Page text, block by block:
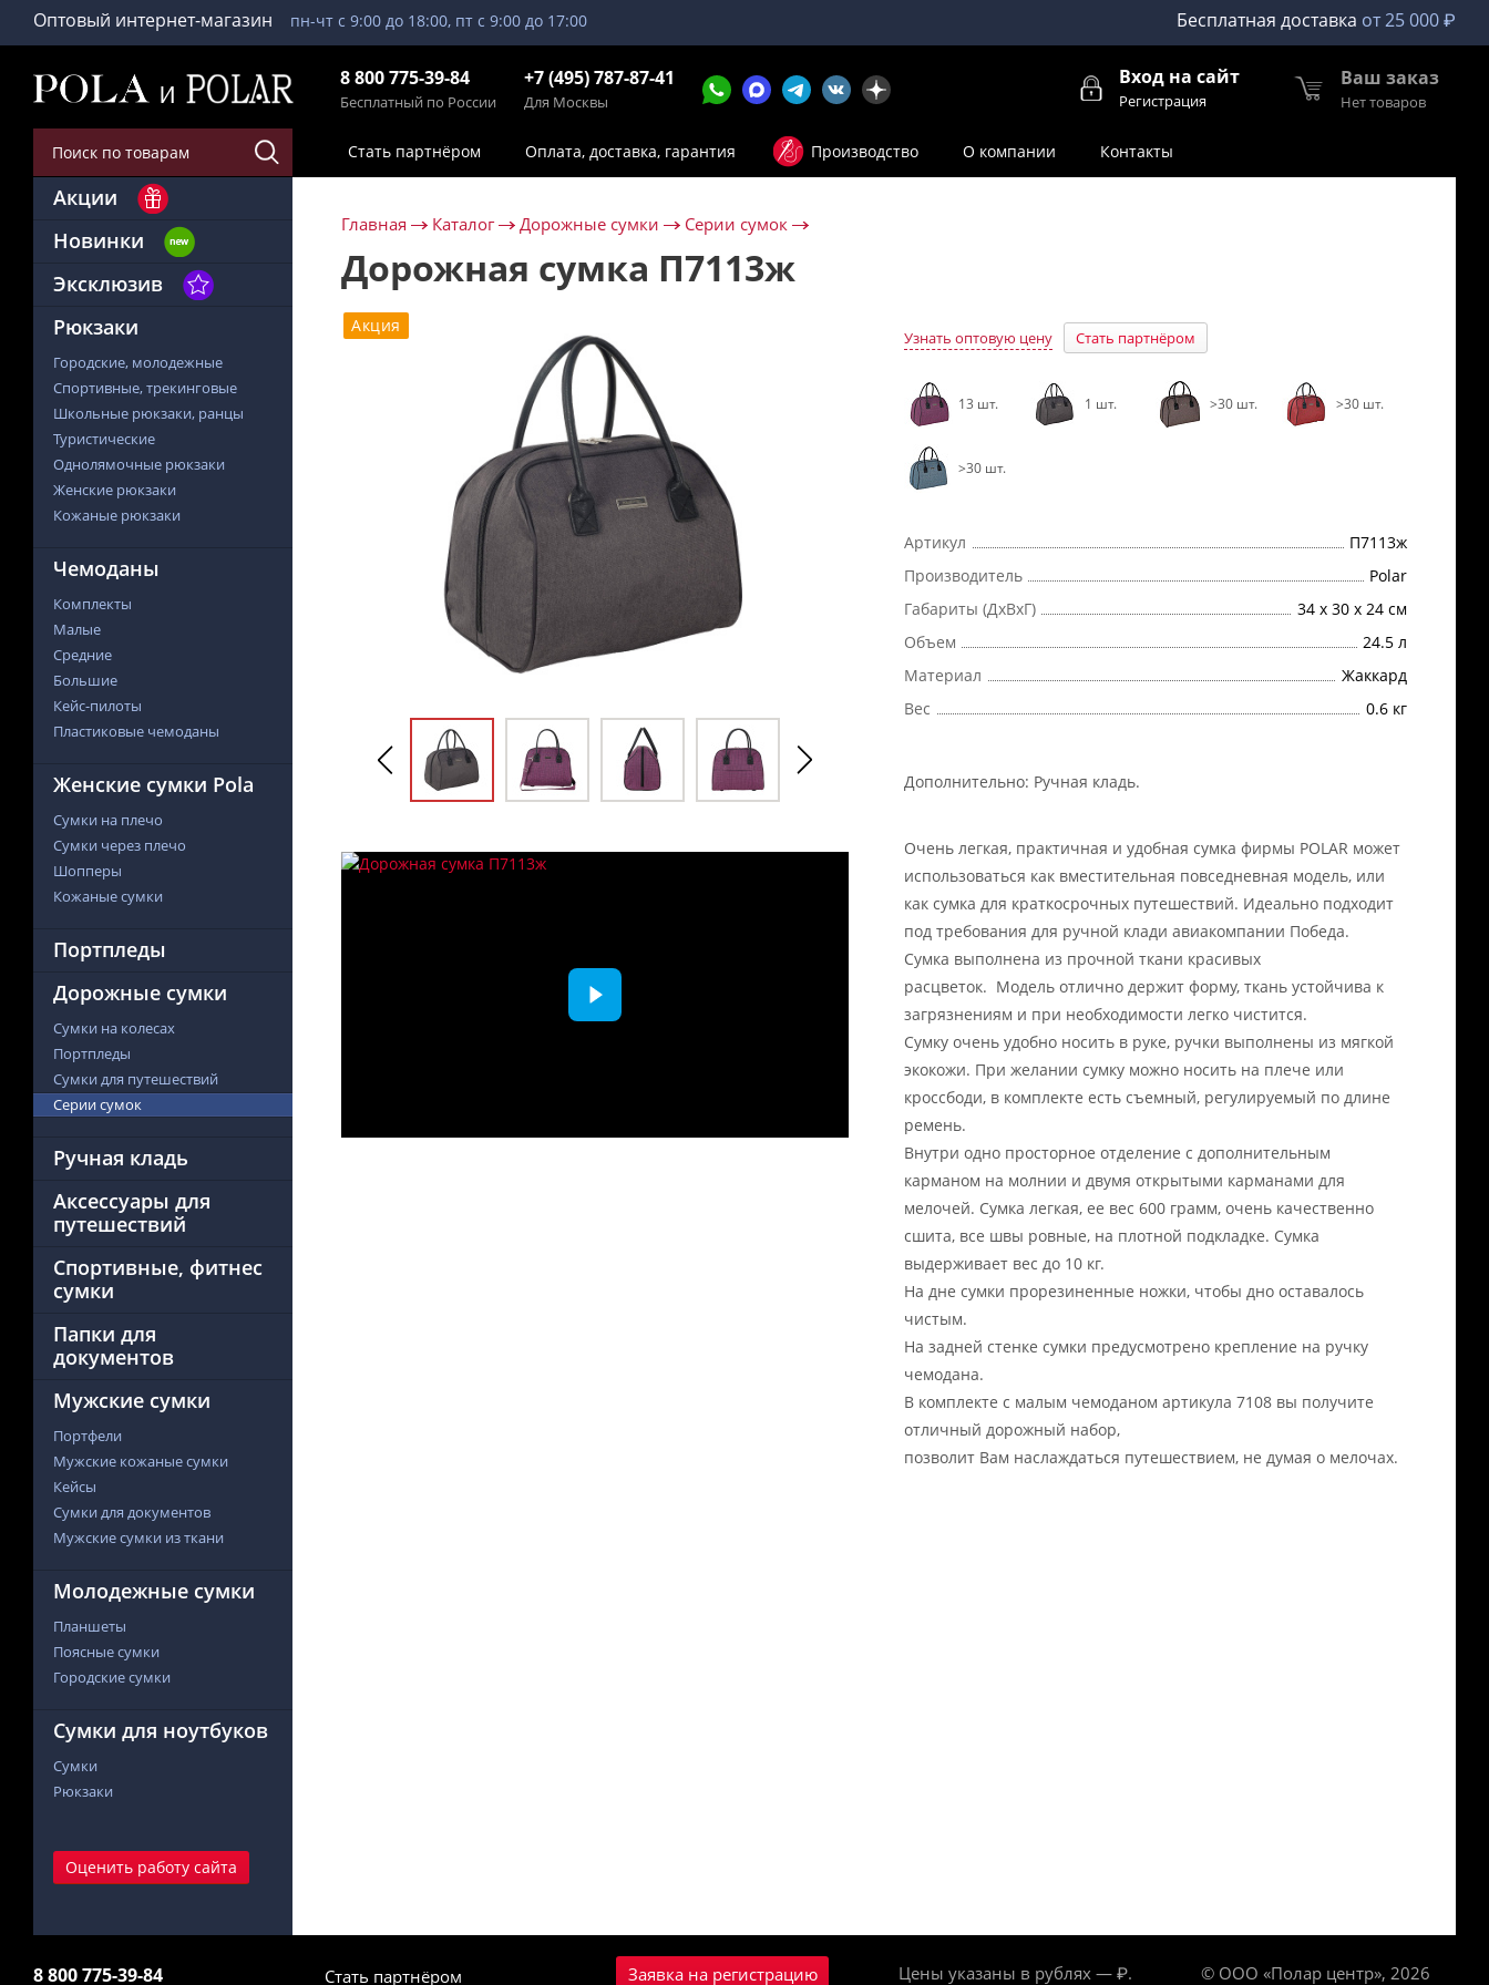
Оптовый интернет-магазин пн-чт с 9:00 до 18:00, пт с 9:00 до 17:00 Бесплатная доставка от 25 000 ₽
8 800 775-39-84
Бесплатный по России
+7 (495) 787-87-41
Для Москвы
Вход на сайт
Регистрация
Ваш заказ
Нет товаров
Стать партнёром Оплата, доставка, гарантия Производство О компании Контакты
Акции
Новинки
Эксклюзив
Рюкзаки
Городские, молодежные
Спортивные, трекинговые
Школьные рюкзаки, ранцы
Туристические
Однолямочные рюкзаки
Женские рюкзаки
Кожаные рюкзаки
Чемоданы
Комплекты
Малые
Средние
Большие
Кейс-пилоты
Пластиковые чемоданы
Женские сумки Pola
Сумки на плечо
Сумки через плечо
Шопперы
Кожаные сумки
Портпледы
Дорожные сумки
Сумки на колесах
Портпледы
Сумки для путешествий
Серии сумок
Ручная кладь
Аксессуары для
путешествий
Спортивные, фитнес
сумки
Папки для
документов
Мужские сумки
Портфели
Мужские кожаные сумки
Кейсы
Сумки для документов
Мужские сумки из ткани
Молодежные сумки
Планшеты
Поясные сумки
Городские сумки
Сумки для ноутбуков
Сумки
Рюкзаки
Оценить работу сайта
Главная Каталог Дорожные сумки Серии сумок
Дорожная сумка П7113ж
Акция
Узнать оптовую цену Стать партнёром
13 шт. 1 шт. >30 шт. >30 шт.
>30 шт.
Артикул
П7113ж
Производитель
Polar
Габариты (ДхВхГ)
34 х 30 х 24 см
Объем
24.5 л
Материал
Жаккард
Вес
0.6 кг
Дополнительно: Ручная кладь.
Очень легкая, практичная и удобная сумка фирмы POLAR может
использоваться как вместительная повседневная модель, или
как сумка для краткосрочных путешествий. Идеально подходит
под требования для ручной клади авиакомпании Победа.
Сумка выполнена из прочной ткани красивых
расцветок. Модель отлично держит форму, ткань устойчива к
загрязнениям и при необходимости легко чистится.
Сумку очень удобно носить в руке, ручки выполнены из мягкой
экокожи. При желании сумку можно носить на плече или
кроссбоди, в комплекте есть съемный, регулируемый по длине
ремень.
Внутри одно просторное отделение с дополнительным
карманом на молнии и двумя открытыми карманами для
мелочей. Сумка легкая, ее вес 600 грамм, очень качественно
сшита, все швы ровные, на плотной подкладке. Сумка
выдерживает вес до 10 кг.
На дне сумки прорезиненные ножки, чтобы дно оставалось
чистым.
На задней стенке сумки предусмотрено крепление на ручку
чемодана.
В комплекте с малым чемоданом артикула 7108 вы получите
отличный дорожный набор,
позволит Вам наслаждаться путешествием, не думая о мелочах.
8 800 775-39-84 Стать партнёром Заявка на регистрацию Цены указаны в рублях — ₽. © ООО «Полар центр», 2026